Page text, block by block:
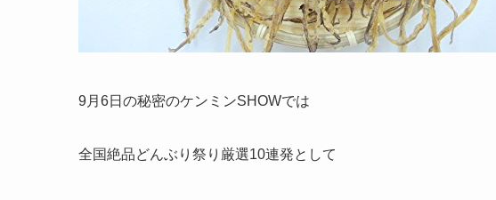
9月6日の秘密のケンミンSHOWでは
全国絶品どんぶり祭り厳選10連発として